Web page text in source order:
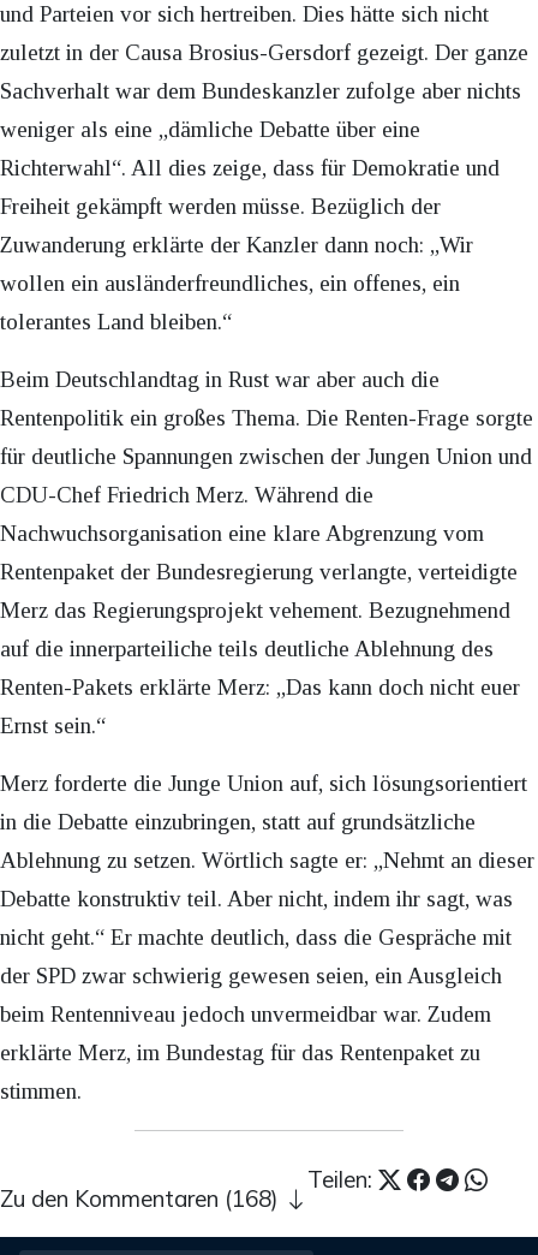
und Parteien vor sich hertreiben. Dies hätte sich nicht
zuletzt in der Causa Brosius-Gersdorf gezeigt. Der ganze
Sachverhalt war dem Bundeskanzler zufolge aber nichts
weniger als eine „dämliche Debatte über eine
Richterwahl“. All dies zeige, dass für Demokratie und
Freiheit gekämpft werden müsse. Bezüglich der
Zuwanderung erklärte der Kanzler dann noch: „Wir
wollen ein ausländerfreundliches, ein offenes, ein
tolerantes Land bleiben.“
Beim Deutschlandtag in Rust war aber auch die
Rentenpolitik ein großes Thema. Die Renten-Frage sorgte
für deutliche Spannungen zwischen der Jungen Union und
CDU-Chef Friedrich Merz. Während die
Nachwuchsorganisation eine klare Abgrenzung vom
Rentenpaket der Bundesregierung verlangte, verteidigte
Merz das Regierungsprojekt vehement. Bezugnehmend
auf die innerparteiliche teils deutliche Ablehnung des
Renten-Pakets erklärte Merz: „Das kann doch nicht euer
Ernst sein.“
Merz forderte die Junge Union auf, sich lösungsorientiert
in die Debatte einzubringen, statt auf grundsätzliche
Ablehnung zu setzen. Wörtlich sagte er: „Nehmt an dieser
Debatte konstruktiv teil. Aber nicht, indem ihr sagt, was
nicht geht.“ Er machte deutlich, dass die Gespräche mit
der SPD zwar schwierig gewesen seien, ein Ausgleich
beim Rentenniveau jedoch unvermeidbar war. Zudem
erklärte Merz, im Bundestag für das Rentenpaket zu
stimmen.
Teilen:
Zu den Kommentaren (168)